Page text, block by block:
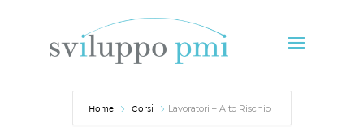
Home Corsi Lavoratori – Alto Rischio